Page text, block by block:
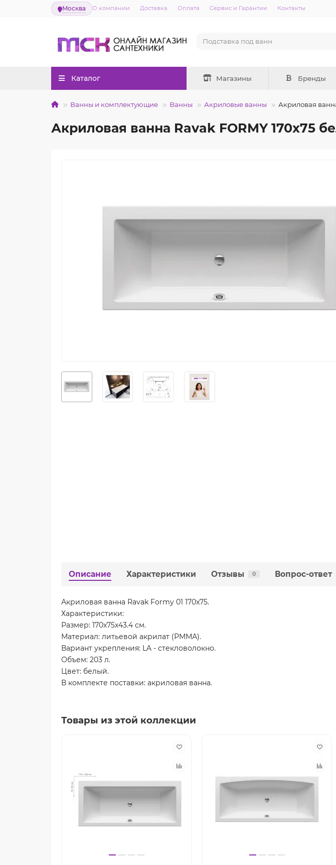
Москва О компании Доставка Оплата Сервис и Гарантии Контакты
Каталог Магазины Бренды
Ванны и комплектующие Ванны Акриловые ванны Акриловая
Акриловая ванна Ravak FORMY 170x75
Описание Характеристики Отзывы 0 Вопрос-ответ
Акриловая ванна Ravak Formy 01 170x75.
Характеристики:
Размер: 170x75х43.4 см.
Материал: литьевой акрилат (РММА).
Вариант укрепления: LA - стекловолокно.
Объем: 203 л.
Цвет: белый.
В комплекте поставки: акриловая ванна.
Товары из этой коллекции